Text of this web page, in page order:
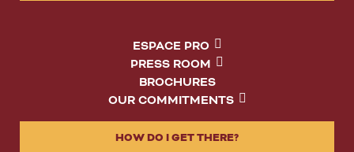
ESPACE PRO
PRESS ROOM
BROCHURES
OUR COMMITMENTS
HOW DO I GET THERE?